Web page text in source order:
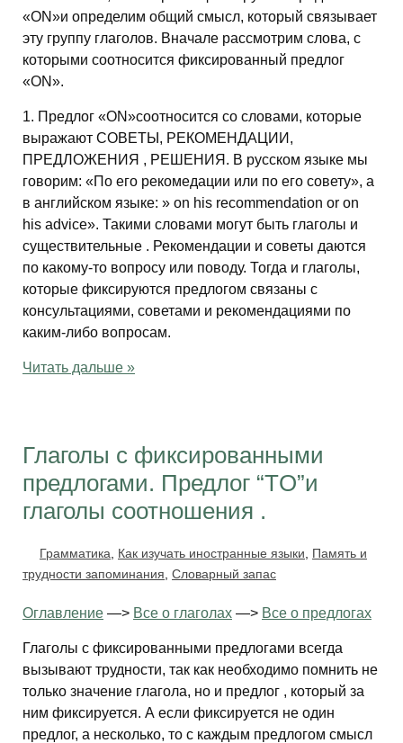
«ON»и определим общий смысл, который связывает
эту группу глаголов. Вначале рассмотрим слова, с
которыми соотносится фиксированный предлог
«ON».
1. Предлог «ON»соотносится со словами, которые
выражают СОВЕТЫ, РЕКОМЕНДАЦИИ,
ПРЕДЛОЖЕНИЯ , РЕШЕНИЯ. В русском языке мы
говорим: «По его рекомедации или по его совету», а
в английском языке: » on his recommendation or on
his advice». Такими словами могут быть глаголы и
существительные . Рекомендации и советы даются
по какому-то вопросу или поводу. Тогда и глаголы,
которые фиксируются предлогом связаны с
консультациями, советами и рекомендациями по
каким-либо вопросам.
Читать дальше »
Глаголы с фиксированными
предлогами. Предлог “TO”и
глаголы соотношения .
Грамматика Как изучать иностранные языки
Память и
трудности запоминания Словарный запас
Оглавление —> Все о глаголах —> Все о предлогах
Глаголы с фиксированными предлогами всегда
вызывают трудности, так как необходимо помнить не
только значение глагола, но и предлог , который за
ним фиксируется. А если фиксируется не один
предлог, а несколько, то с каждым предлогом смысл